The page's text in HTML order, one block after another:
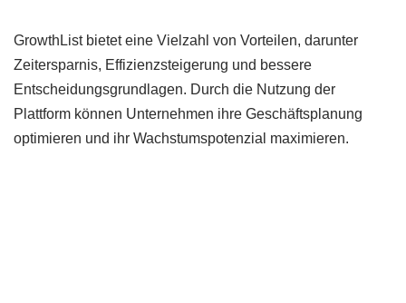
GrowthList bietet eine Vielzahl von Vorteilen, darunter
Zeitersparnis, Effizienzsteigerung und bessere
Entscheidungsgrundlagen. Durch die Nutzung der
Plattform können Unternehmen ihre Geschäftsplanung
optimieren und ihr Wachstumspotenzial maximieren.